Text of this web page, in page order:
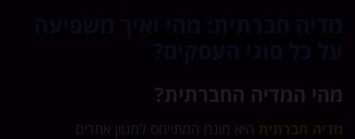
מהי המדיה החברתית?
מדיה חברתית היא מונח המתייחס למגוון אתרים